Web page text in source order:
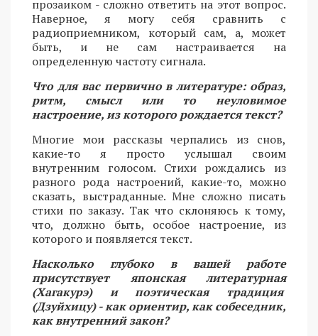
прозаиком - сложно ответить на этот вопрос.
Наверное, я могу себя сравнить с
радиоприемником, который сам, а, может
быть, и не сам настраивается на
определенную частоту сигнала.
Что для вас первично в литературе: образ,
ритм, смысл или то неуловимое
настроение, из которого рождается текст?
Многие мои рассказы черпались из снов,
какие-то я просто услышал своим
внутренним голосом. Стихи рождались из
разного рода настроений, какие-то, можно
сказать, выстраданные. Мне сложно писать
стихи по заказу. Так что склоняюсь к тому,
что, должно быть, особое настроение, из
которого и появляется текст.
Насколько глубоко в вашей работе
присутствует японская литературная
(Хагакурэ) и поэтическая традиция
(Дзуйхицу) - как ориентир, как собеседник,
как внутренний закон?